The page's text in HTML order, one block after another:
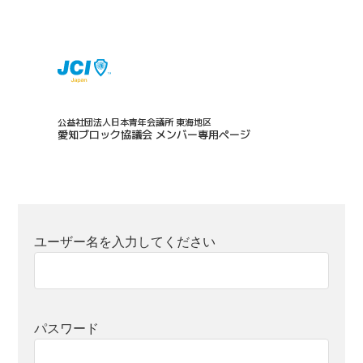
公益社団法人日本青年会議所 東海地区
愛知ブロック協議会 メンバー専用ページ
ユーザー名を入力してください
パスワード